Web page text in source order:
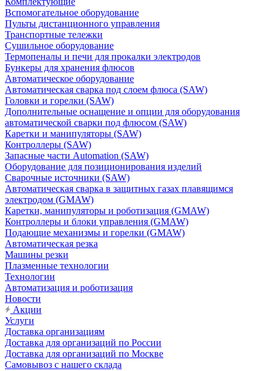
Вспомогательное оборудование
Пульты дистанционного управления
Транспортные тележки
Сушильное оборудование
Термопеналы и печи для прокалки электродов
Бункеры для хранения флюсов
Автоматическое оборудование
Автоматическая сварка под слоем флюса (SAW)
Головки и горелки (SAW)
Дополнительные оснащение и опции для оборудования
автоматической сварки под флюсом (SAW)
Каретки и манипуляторы (SAW)
Контроллеры (SAW)
Запасные части Automation (SAW)
Оборудование для позиционирования изделий
Сварочные источники (SAW)
Автоматическая сварка в защитных газах плавящимся
электродом (GMAW)
Каретки, манипуляторы и роботизация (GMAW)
Контроллеры и блоки управления (GMAW)
Подающие механизмы и горелки (GMAW)
Автоматическая резка
Машины резки
Плазменные технологии
Технологии
Автоматизация и роботизация
Новости
Акции
Услуги
Доставка организациям
Доставка для организаций по России
Доставка для организаций по Москве
Самовывоз с нашего склада